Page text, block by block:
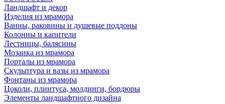
Ландшафт и декор
Изделия из мрамора
Ванны, раковины и душевые поддоны
Колонны и капители
Лестницы, балясины
Мозаика из мрамора
Порталы из мрамора
Скульптура и вазы из мрамора
Фонтаны из мрамора
Цоколи, плинтуса, молдинги, бордюры
Элементы ландшафтного дизайна